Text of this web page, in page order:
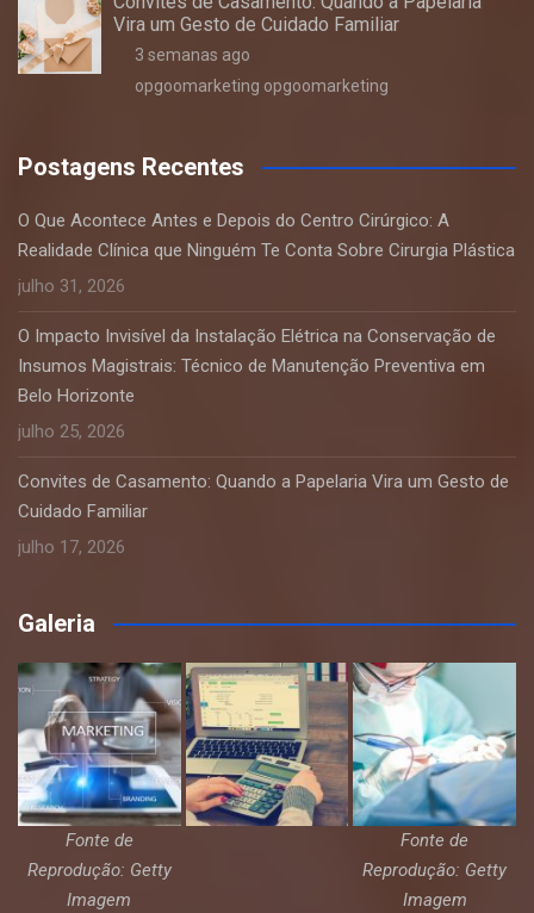
Vira um Gesto de Cuidado Familiar
3 semanas ago
opgoomarketing opgoomarketing
Postagens Recentes
O Que Acontece Antes e Depois do Centro Cirúrgico: A
Realidade Clínica que Ninguém Te Conta Sobre Cirurgia Plástica
julho 31, 2026
O Impacto Invisível da Instalação Elétrica na Conservação de
Insumos Magistrais: Técnico de Manutenção Preventiva em
Belo Horizonte
julho 25, 2026
Convites de Casamento: Quando a Papelaria Vira um Gesto de
Cuidado Familiar
julho 17, 2026
Galeria
Fonte de
Reprodução: Getty
Imagem
Fonte de
Reprodução: Getty
Imagem